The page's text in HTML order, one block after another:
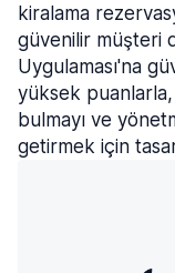
kiralama
güvenilir müşteri
Uygulaması'na
yüksek puanlarla,
bulmayı ve
getirmek için